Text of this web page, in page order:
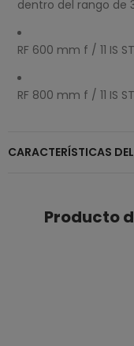
dentro del rango de
RF 600 mm f / 11 IS
RF 800 mm f / 11 IS
CARACTERÍSTICAS
Producto